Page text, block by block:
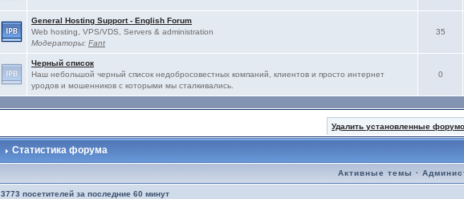
General Hosting Support - English Forum
Web hosting, VPS/VDS, Servers & administration
Модераторы: Fant
35
Черный список
Наш небольшой черный список недобросовестных компаний, клиентов и просто интернет
уродов и мошенников с которыми мы сталкивались.
0
Удалить установленные
Статистика форума
Активные темы ·
3773 посетителей за последние 60 минут